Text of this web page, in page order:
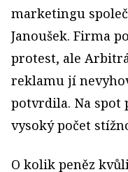
marketingu
Janoušek. Firma
protest, ale
reklamu jí
potvrdila. Na spot
vysoký počet
O kolik peněz